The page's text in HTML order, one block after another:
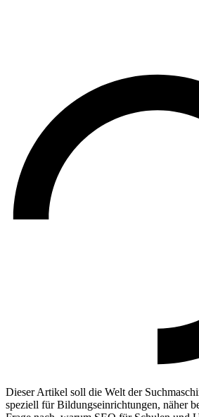
Dieser Artikel soll die Welt der
speziell für Bildungseinrichtungen, näher